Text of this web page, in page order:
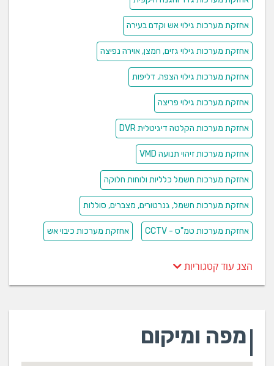
גילוי וכיבוי אש
חי חשמל ותקשורת
חברת חי חשמל ותקשורת מתמחה במערכות מיגון ואבטחה
למגזר העסקי והפרטי. חשמל כללי, גילוי אש ועשן, מטפים,
ספרינקלרים, מצלמות אבטחה, מצלמות נסתרות, מערכות
אזעקה קוויות ואלחוטיות, מערכת אזעקה לשומרי שבת
הלכתיות, מיגון מערכות סולאריות, שירותי מוקד. אינטרקום,
אינטרקום טלוויזיה, בקרת כניסה, כריזה ומוזיקת רקע,
תקשורת מחשבים, רשתות מחשבים, מרכזיות טלפונים,
בדיקת תקינות של מערכת האזעקה לחברת הביטוח.
מצלמות אבטחה במעגל סגור
מצלמות אלחוטיות עם סאונד
מערכות אינטרקום
בקרות כניסה
מערכות אזעקה קווית
מערכות אזעקה אלחוטית
קודנים ולחצני מצוקה
אחזקת מערכות גילוי אש וקדם בעירה
אחזקת מערכות גילוי גזים, חמצן, אוירה נפיצה
אחזקת מערכות גילוי הצפה, דליפות
אחזקת מערכות גילוי פריצה
אחזקת מערכות הקלטה דיגיטלית DVR
אחזקת מערכות זיהוי תנועה VMD
אחזקת מערכות חשמל כלליות ולוחות חלוקה
אחזקת מערכות חשמל, גנרטורים, מצברים, סוללות
אחזקת מערכות טמ"ס - CCTV אחזקת מערכות כיבוי אש
הצג עוד קטגוריות
מפה ומיקום